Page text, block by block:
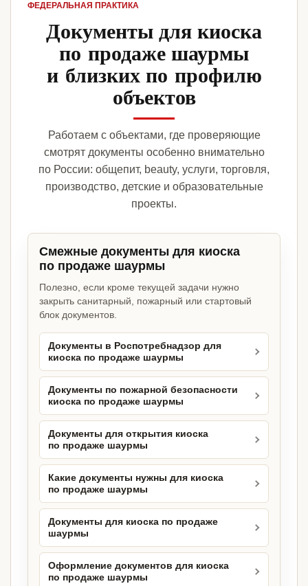
ФЕДЕРАЛЬНАЯ ПРАКТИКА
Документы для киоска
по продаже шаурмы
и близких по профилю
объектов
Работаем с объектами, где проверяющие
смотрят документы особенно внимательно
по России: общепит, beauty, услуги, торговля,
производство, детские и образовательные
проекты.
Смежные документы для киоска
по продаже шаурмы
Полезно, если кроме текущей задачи нужно
закрыть санитарный, пожарный или стартовый
блок документов.
Документы в Роспотребнадзор для
киоска по продаже шаурмы
Документы по пожарной безопасности
киоска по продаже шаурмы
Документы для открытия киоска
по продаже шаурмы
Какие документы нужны для киоска
по продаже шаурмы
Документы для киоска по продаже
шаурмы
Оформление документов для киоска
по продаже шаурмы